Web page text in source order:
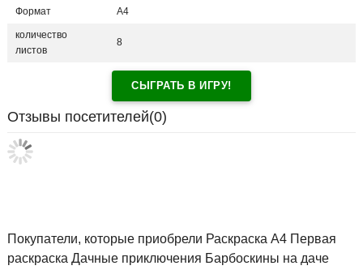
Формат A4
количество
листов
8
СЫГРАТЬ В ИГРУ!
Отзывы посетителей(0)
Покупатели, которые приобрели Раскраска А4 Первая
раскраска Дачные приключения Барбоскины на даче